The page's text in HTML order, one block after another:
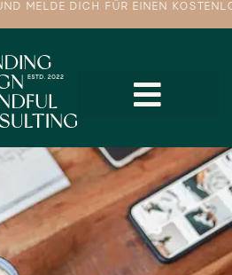
DICH FÜR EINEN KOSTENLOSEN